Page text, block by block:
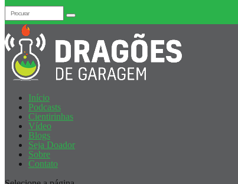
Início
Podcasts
Cientirinhas
Vídeo
Blogs
Seja Doador
Sobre
Contato